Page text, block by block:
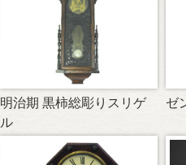
明治期 黒柿総彫りスリゲ
ル
ゼ